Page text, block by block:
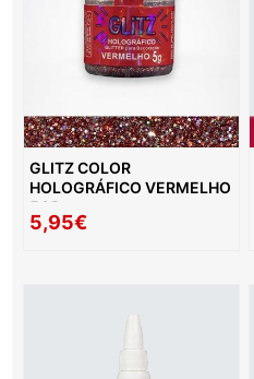
GLITZ COLOR
HOLOGRÁFICO VERMELHO
5GR
5,95€